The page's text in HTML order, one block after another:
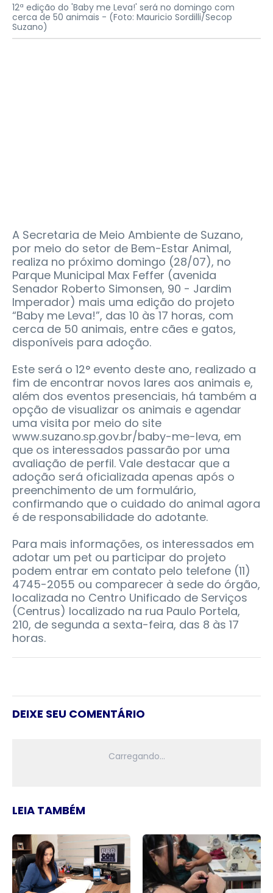
12ª edição do 'Baby me Leva!' será no domingo com
cerca de 50 animais - (Foto: Mauricio Sordilli/Secop
Suzano)
A Secretaria de Meio Ambiente de Suzano,
por meio do setor de Bem-Estar Animal,
realiza no próximo domingo (28/07), no
Parque Municipal Max Feffer (avenida
Senador Roberto Simonsen, 90 - Jardim
Imperador) mais uma edição do projeto
“Baby me Leva!”, das 10 às 17 horas, com
cerca de 50 animais, entre cães e gatos,
disponíveis para adoção.
Este será o 12° evento deste ano, realizado a
fim de encontrar novos lares aos animais e,
além dos eventos presenciais, há também a
opção de visualizar os animais e agendar
uma visita por meio do site
www.suzano.sp.gov.br/baby-me-leva, em
que os interessados passarão por uma
avaliação de perfil. Vale destacar que a
adoção será oficializada apenas após o
preenchimento de um formulário,
confirmando que o cuidado do animal agora
é de responsabilidade do adotante.
Para mais informações, os interessados em
adotar um pet ou participar do projeto
podem entrar em contato pelo telefone (11)
4745-2055 ou comparecer à sede do órgão,
localizada no Centro Unificado de Serviços
(Centrus) localizado na rua Paulo Portela,
210, de segunda a sexta-feira, das 8 às 17
horas.
DEIXE SEU COMENTÁRIO
LEIA TAMBÉM